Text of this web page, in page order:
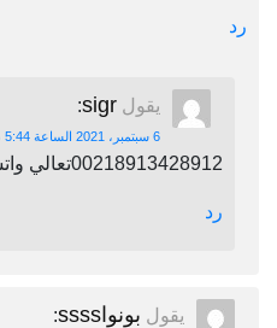
رد
يقول sigr
:
6 سبتمبر، 2021 الساعة 5:44 م
00218913428912تعالي واتساب
رد
يقول بونواssss :